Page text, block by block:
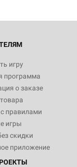
игру
программа
о заказе
правилами
игры
скидки
приложение